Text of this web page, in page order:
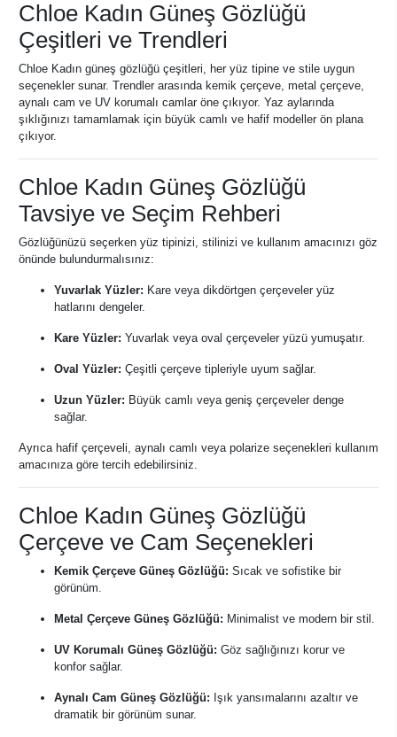
Chloe Kadın Güneş Gözlüğü
Çeşitleri ve Trendleri
Chloe Kadın güneş gözlüğü çeşitleri, her yüz tipine ve stile uygun
seçenekler sunar. Trendler arasında kemik çerçeve, metal çerçeve,
aynalı cam ve UV korumalı camlar öne çıkıyor. Yaz aylarında
şıklığınızı tamamlamak için büyük camlı ve hafif modeller ön plana
çıkıyor.
Chloe Kadın Güneş Gözlüğü
Tavsiye ve Seçim Rehberi
Gözlüğünüzü seçerken yüz tipinizi, stilinizi ve kullanım amacınızı göz
önünde bulundurmalısınız:
Yuvarlak Yüzler: Kare veya dikdörtgen çerçeveler yüz
hatlarını dengeler.
Kare Yüzler: Yuvarlak veya oval çerçeveler yüzü yumuşatır.
Oval Yüzler: Çeşitli çerçeve tipleriyle uyum sağlar.
Uzun Yüzler: Büyük camlı veya geniş çerçeveler denge
sağlar.
Ayrıca hafif çerçeveli, aynalı camlı veya polarize seçenekleri kullanım
amacınıza göre tercih edebilirsiniz.
Chloe Kadın Güneş Gözlüğü
Çerçeve ve Cam Seçenekleri
Kemik Çerçeve Güneş Gözlüğü: Sıcak ve sofistike bir
görünüm.
Metal Çerçeve Güneş Gözlüğü: Minimalist ve modern bir stil.
UV Korumalı Güneş Gözlüğü: Göz sağlığınızı korur ve
konfor sağlar.
Aynalı Cam Güneş Gözlüğü: Işık yansımalarını azaltır ve
dramatik bir görünüm sunar.